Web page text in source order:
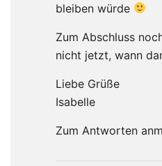
bleiben würde
Zum Abschluss
nicht jetzt, wann
Liebe Grüße
Isabelle
Zum Antworten